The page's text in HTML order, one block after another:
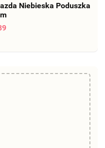
Niebieska Poduszka